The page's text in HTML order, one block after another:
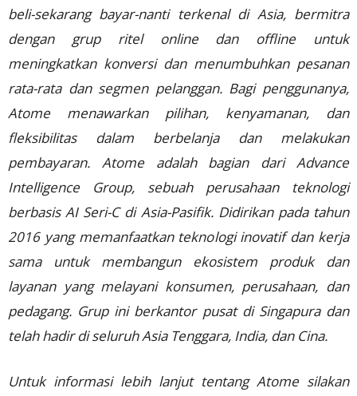
beli-sekarang bayar-nanti terkenal di Asia, bermitra
dengan grup ritel online dan offline untuk
meningkatkan konversi dan menumbuhkan pesanan
rata-rata dan segmen pelanggan. Bagi penggunanya,
Atome menawarkan pilihan, kenyamanan, dan
fleksibilitas dalam berbelanja dan melakukan
pembayaran. Atome adalah bagian dari Advance
Intelligence Group, sebuah perusahaan teknologi
berbasis AI Seri-C di Asia-Pasifik. Didirikan pada tahun
2016 yang memanfaatkan teknologi inovatif dan kerja
sama untuk membangun ekosistem produk dan
layanan yang melayani konsumen, perusahaan, dan
pedagang. Grup ini berkantor pusat di Singapura dan
telah hadir di seluruh Asia Tenggara, India, dan Cina.
Untuk informasi lebih lanjut tentang Atome silakan